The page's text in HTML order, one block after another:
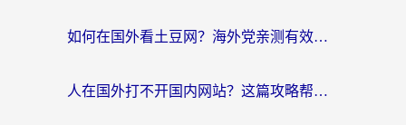
如何在国外看土豆网？海外党亲测有效的追剧加速器选择指南
人在国外打不开国内网站？这篇攻略帮你无缝解锁国内资源（附交管12123使用技巧）